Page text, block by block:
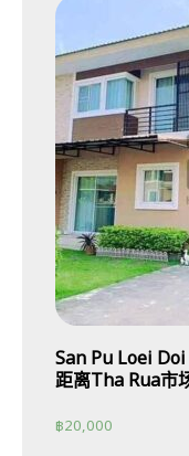
San Pu Loei Doi
距离Tha Rua市
฿20,000